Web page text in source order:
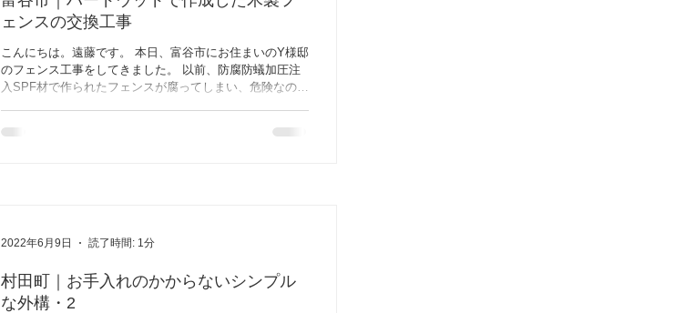
ェンスの交換工事
こんにちは。遠藤です。 本日、富谷市にお住まいのY様邸
のフェンス工事をしてきました。 以前、防腐防蟻加圧注
入SPF材で作られたフェンスが腐ってしまい、危険なので
た。...
村田町｜お手入れのかからないシンプル
な外構・2
2022年6月9日 読了時間: 1分